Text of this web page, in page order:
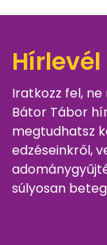
Hírlevél
Iratkozz fel,
Bátor Tábor
megtudhatsz
edzéseinkről,
súlyosan